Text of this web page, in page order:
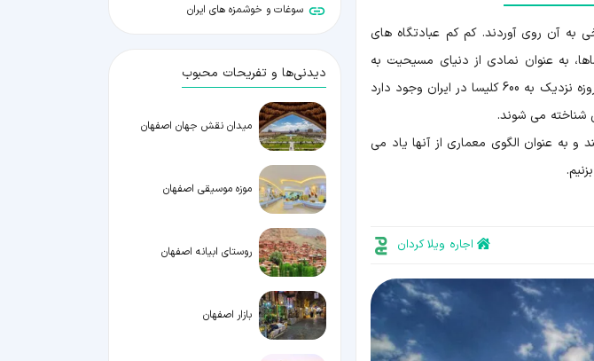
به آن روی آوردند. کم کم عبادتگاه های
به عنوان نمادی از دنیای مسیحیت به
زیبایی هرچه تمام تر آراسته شدند و جلوه هایی بی بدیل از معماری را به نمایش گذاشتند. امروزه نزدیک به 600 کلیسا در ایران وجود دارد
و به عنوان الگوی معماری از آنها یاد می
اجاره ویلا کردان
سوغات و خوشمزه های ایران
دیدنی‌ها و تفریحات محبوب
میدان نقش جهان اصفهان
موزه موسیقی اصفهان
روستای ابیانه اصفهان
بازار اصفهان